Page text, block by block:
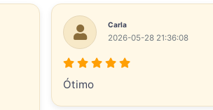
Carla
2026-05-28 21:36:08
Ótimo